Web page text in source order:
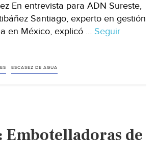
En entrevista para ADN Sureste,
Santiago, experto en gestión
en México, explicó … Seguir
ESCASEZ DE AGUA
Embotelladoras de